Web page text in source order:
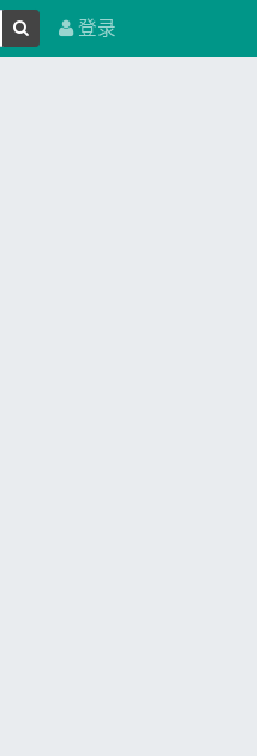
登录